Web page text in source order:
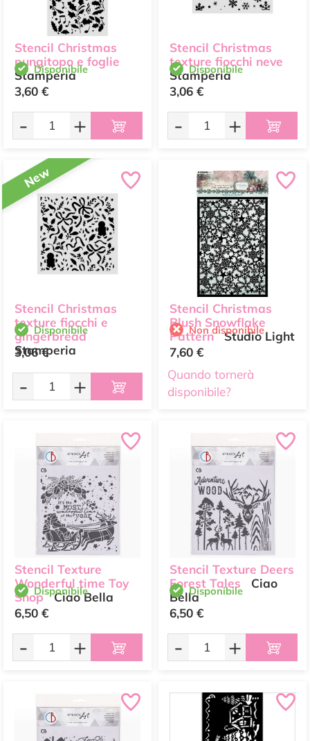
Stencil Christmas
pungitopo e foglie
Stamperia
Disponibile
3,60 €
- +
Stencil Christmas
texture fiocchi neve
Stamperia
Disponibile
3,06 €
- +
New
Stencil Christmas
texture fiocchi e
gingerbread
Stamperia
Disponibile
3,06 €
- +
Stencil Christmas
Blush Snowflake
Pattern Studio Light
Non disponibile
7,60 €
Quando tornerà
disponibile?
Stencil Texture
Wonderful time Toy
Shop Ciao Bella
Disponibile
6,50 €
- +
Stencil Texture Deers
Forest Tales
Ciao
BellaDisponibile
6,50 €
- +